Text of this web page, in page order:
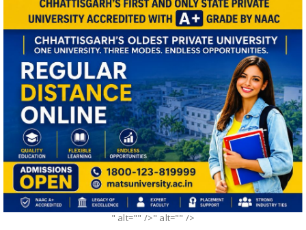
" alt="" />" alt="" />